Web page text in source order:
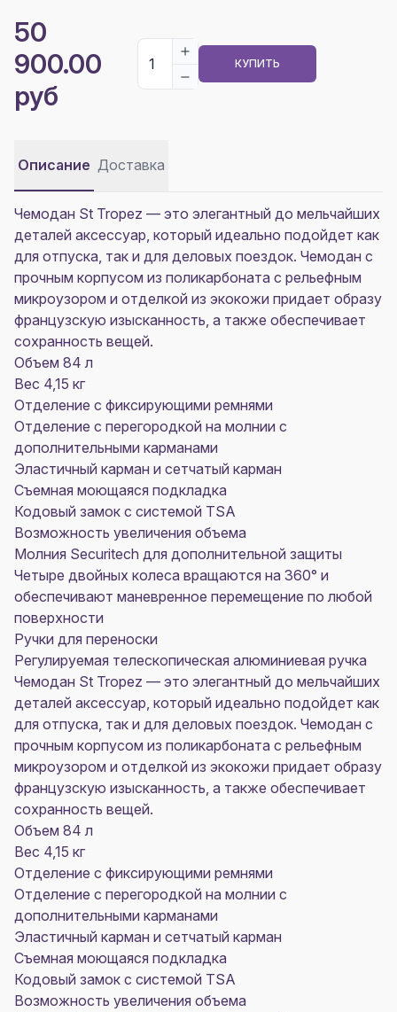
50
900.00
руб
КУПИТЬ
Описание Доставка
Чемодан St Tropez — это элегантный до мельчайших
деталей аксессуар, который идеально подойдет как
для отпуска, так и для деловых поездок. Чемодан с
прочным корпусом из поликарбоната с рельефным
микроузором и отделкой из экокожи придает образу
французскую изысканность, а также обеспечивает
сохранность вещей.
Объем 84 л
Вес 4,15 кг
Отделение с фиксирующими ремнями
Отделение с перегородкой на молнии с
дополнительными карманами
Эластичный карман и сетчатый карман
Съемная моющаяся подкладка
Кодовый замок с системой TSA
Возможность увеличения объема
Молния Securitech для дополнительной защиты
Четыре двойных колеса вращаются на 360° и
обеспечивают маневренное перемещение по любой
поверхности
Ручки для переноски
Регулируемая телескопическая алюминиевая ручка
Чемодан St Tropez — это элегантный до мельчайших
деталей аксессуар, который идеально подойдет как
для отпуска, так и для деловых поездок. Чемодан с
прочным корпусом из поликарбоната с рельефным
микроузором и отделкой из экокожи придает образу
французскую изысканность, а также обеспечивает
сохранность вещей.
Объем 84 л
Вес 4,15 кг
Отделение с фиксирующими ремнями
Отделение с перегородкой на молнии с
дополнительными карманами
Эластичный карман и сетчатый карман
Съемная моющаяся подкладка
Кодовый замок с системой TSA
Возможность увеличения объема